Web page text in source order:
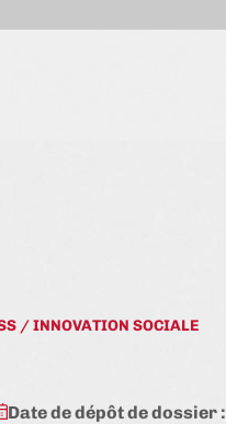
/ INNOVATION SOCIALE
Date de dépôt de dossier :